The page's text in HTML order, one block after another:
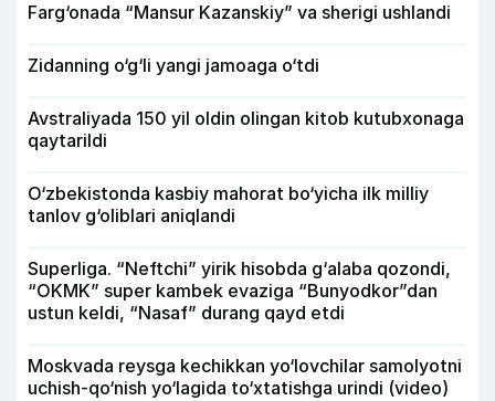
Farg‘onada “Mansur Kazanskiy” va sherigi ushlandi
Zidanning o‘g‘li yangi jamoaga o‘tdi
Avstraliyada 150 yil oldin olingan kitob kutubxonaga
qaytarildi
O‘zbekistonda kasbiy mahorat bo‘yicha ilk milliy
tanlov g‘oliblari aniqlandi
Superliga. “Neftchi” yirik hisobda g‘alaba qozondi,
“OKMK” super kambek evaziga “Bunyodkor”dan
ustun keldi, “Nasaf” durang qayd etdi
Moskvada reysga kechikkan yo‘lovchilar samolyotni
uchish-qo‘nish yo‘lagida to‘xtatishga urindi (video)